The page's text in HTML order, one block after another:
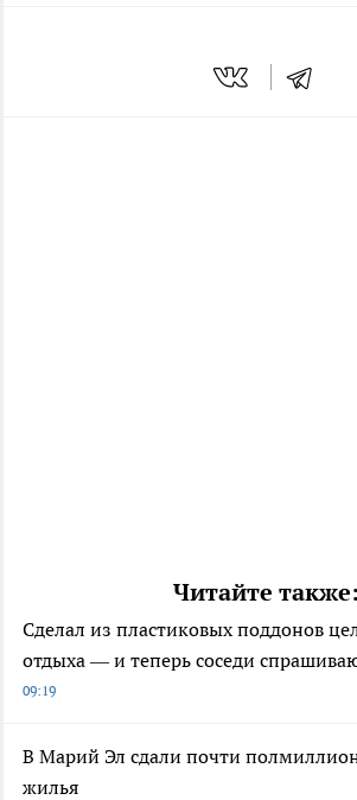
Читайте также:
Сделал из пластиковых поддонов
отдыха — и теперь соседи
09:19
В Марий Эл сдали почти
жилья